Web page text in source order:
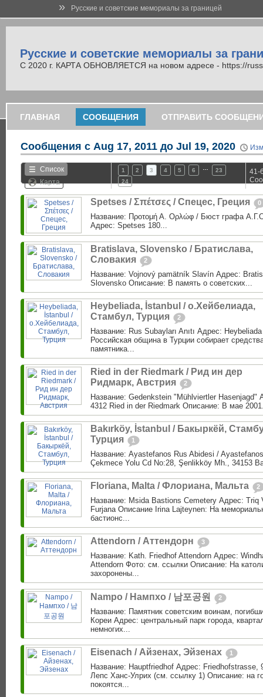
» Русские и советские мемориалы за границей
Русские и советские мемориалы за
С 2020 г. КАРТА ОБНОВЛЯЕТСЯ на новом адресе - https://
ГЛАВНАЯ СООБЩЕНИЯ ОТПРАВИТЬ
Сообщения с Aug 17, 2011 до Jul 19, 2020
Список
Карта
1 2 3 4 5 6
23
24
41-
Spetses / Σπέτσες / Спецес, Греция 0
Название: Προτομή Α. Ορλώφ / Бюст графа
Адрес: Spetses 180...
Bratislava, Slovensko / Братислава,
Словакия
2
Название: Vojnový pamätník Slavín Адрес:
Slovensko Описание: В память о советских...
Heybeliada, İstanbul / о.Хейбелиада,
Стамбул, Турция
2
Название: Rus Subayları Anıtı Адрес:
Российская община в Турции собирает
памятника...
Ried in der Riedmark / Рид ин дер
Ридмарк, Австрия
2
Название: Gedenkstein "Mühlviertler Hasenjagd"
4312 Ried in der Riedmark Описание: В мае
Bakırköy, İstanbul / Бакыркёй,
Турция
1
Название: Ayastefanos Rus Abidesi /
Çekmece Yolu Cd No:28, Şenlikköy Mh., 34153
Floriana, Malta / Флориана, Мальта 2
Название: Msida Bastions Cemetery Адрес: Triq
Furjana Описание Irina Lajteynen: На
бастионс...
Attendorn / Аттендорн 3
Название: Kath. Friedhof Attendorn Адрес:
Attendorn Фото: см. ссылки Описание: На
захоронены...
Nampo / Нампхо / 남포공원 2
Название: Памятник советским воинам,
Кореи Адрес: центральный парк города,
немногих...
Eisenach / Айзенах, Эйзенах 1
Название: Hauptfriedhof Адрес: Friedhofstrasse,
Лепс Ханс-Улрих (см. ссылку 1) Описание: на
покоятся...